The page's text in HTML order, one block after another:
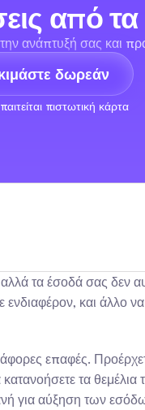
τα έσοδά σας δεν
ενδιαφέρον, και άλλο
επαφές.
τα
για αύξηση των
από
ανάπτυξή σας και
δωρεάν
πιστωτική κάρτα